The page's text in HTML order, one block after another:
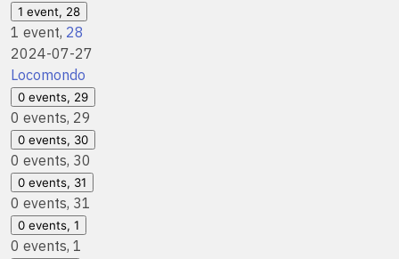
1 event, 28
1 event, 28
2024-07-27
Locomondo
0 events, 29
0 events, 29
0 events, 30
0 events, 30
0 events, 31
0 events, 31
0 events, 1
0 events, 1